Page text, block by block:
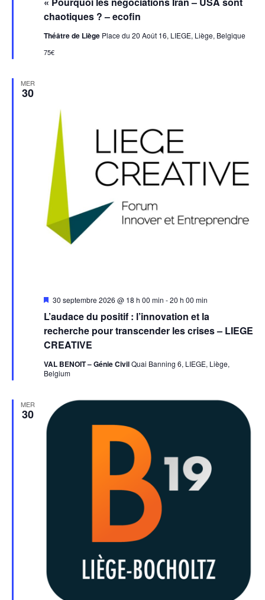
chaotiques ? – ecofin
avant
Théâtre de Liège Place du 20 Août 16, LIEGE, Liège, Belgique
75€
MER
30
L’audace du positif : l’innovation et la
recherche pour transcender les crises – LIEGE
CREATIVE
Mis
avant
30 septembre 2026 @ 18 h 00 min -20 h 00 min
VAL BENOIT – Génie CivilQuai Banning 6, LIEGE, Liège,
Belgium
MER
30